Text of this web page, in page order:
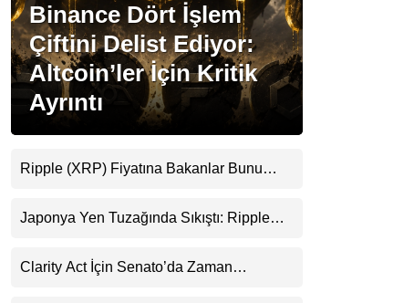
Facebook
Instagram
Youtube
Binance Dört İşlem
Çiftini Delist Ediyor:
Altcoin’ler İçin Kritik
Ayrıntı
Ripple (XRP) Fiyatına Bakanlar Bunu
Uyarı
Japonya Yen Tuzağında Sıkıştı: Ripple
Clarity Act İçin Senato’da Zaman